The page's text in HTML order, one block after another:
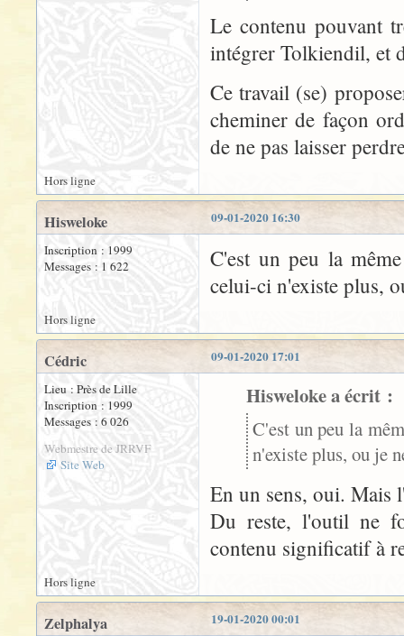
Le contenu pouvant
intégrer Tolkiendil, et
Ce travail (se)
cheminer de façon
de ne pas laisser
Hors ligne
09-01-2020 16:30
Hisweloke
Inscription : 1999
Messages : 1 622
C'est un peu la
celui-ci n'existe plus,
Hors ligne
09-01-2020 17:01
Cédric
Lieu : Près de Lille
Inscription : 1999
Messages : 6 026
Webmestre de JRRVF
Site Web
Hisweloke a écrit :
C'est un peu la
n'existe plus, ou je
En un sens, oui. Mais
Du reste, l'outil ne
contenu significatif à
Hors ligne
19-01-2020 00:01
Zelphalya